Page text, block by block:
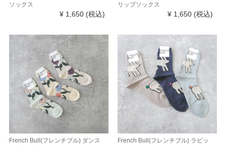
ソックス
¥ 1,650 (税込)
リップソックス
¥ 1,650 (税込)
French Bull(フレンチブル) ダンス French Bull(フレンチブル) ラビッ